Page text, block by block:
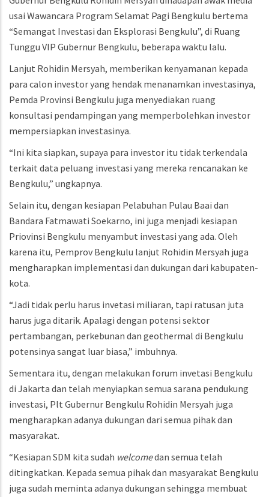
usai Wawancara Program Selamat Pagi Bengkulu bertema
“Semangat Investasi dan Eksplorasi Bengkulu”, di Ruang
Tunggu VIP Gubernur Bengkulu, beberapa waktu lalu.
Lanjut Rohidin Mersyah, memberikan kenyamanan kepada
para calon investor yang hendak menanamkan investasinya,
Pemda Provinsi Bengkulu juga menyediakan ruang
konsultasi pendampingan yang memperbolehkan investor
mempersiapkan investasinya.
“Ini kita siapkan, supaya para investor itu tidak terkendala
terkait data peluang investasi yang mereka rencanakan ke
Bengkulu,” ungkapnya.
Selain itu, dengan kesiapan Pelabuhan Pulau Baai dan
Bandara Fatmawati Soekarno, ini juga menjadi kesiapan
Priovinsi Bengkulu menyambut investasi yang ada. Oleh
karena itu, Pemprov Bengkulu lanjut Rohidin Mersyah juga
mengharapkan implementasi dan dukungan dari kabupaten-
kota.
“Jadi tidak perlu harus invetasi miliaran, tapi ratusan juta
harus juga ditarik. Apalagi dengan potensi sektor
pertambangan, perkebunan dan geothermal di Bengkulu
potensinya sangat luar biasa,” imbuhnya.
Sementara itu, dengan melakukan forum invetasi Bengkulu
di Jakarta dan telah menyiapkan semua sarana pendukung
investasi, Plt Gubernur Bengkulu Rohidin Mersyah juga
mengharapkan adanya dukungan dari semua pihak dan
masyarakat.
“Kesiapan SDM kita sudah welcomedan semua telah
ditingkatkan. Kepada semua pihak dan masyarakat Bengkulu
juga sudah meminta adanya dukungan sehingga membuat